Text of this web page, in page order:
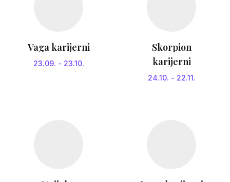
Vaga karijerni
23.09. - 23.10.
Skorpion
karijerni
24.10. - 22.11.